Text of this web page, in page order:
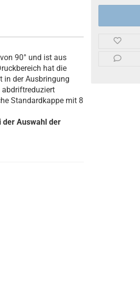
90° und ist aus
hat die
in der Ausbringung
abdriftreduziert
Standardkappe mit 8
der Auswahl der